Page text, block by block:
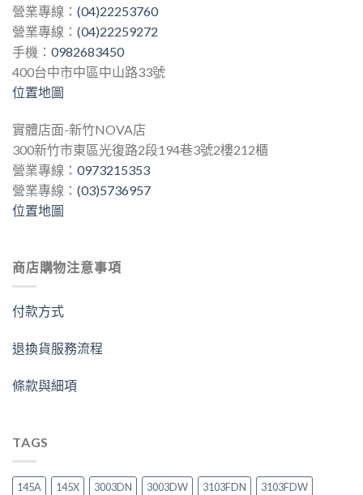
營業專線： (04)22253760
營業專線： (04)22259272
手機： 0982683450
400台中市中區中山路33號
位置地圖
實體店面-新竹NOVA店
300新竹市東區光復路2段194巷3號2樓212櫃
營業專線： 0973215353
營業專線： (03)5736957
位置地圖
商店購物注意事項
付款方式
退換貨服務流程
條款與細項
TAGS
145A 145X 3003DN 3003DW 3103FDN 3103FDW